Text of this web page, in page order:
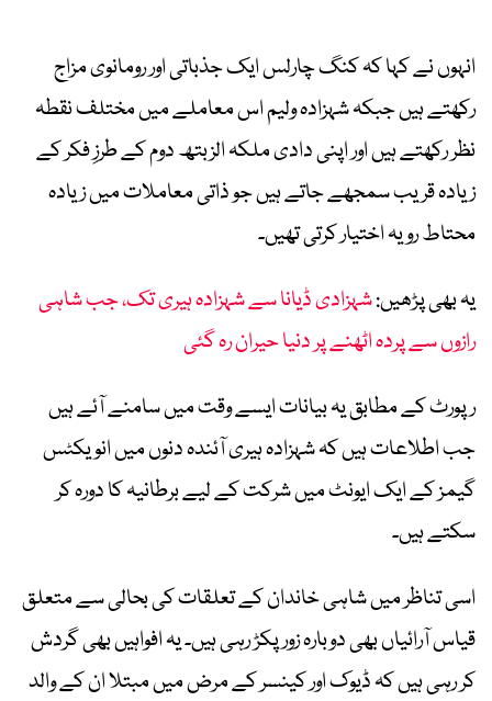
انہوں نے کہا کہ کنگ چارلس ایک جذباتی اور رومانوی مزاج
رکھتے ہیں جبکہ شہزادہ ولیم اس معاملے میں مختلف نقطہ
نظر رکھتے ہیں اور اپنی دادی ملکہ الزبتھ دوم کے طرزِ فکر کے
زیادہ قریب سمجھے جاتے ہیں جو ذاتی معاملات میں زیادہ
محتاط رویہ اختیار کرتی تھیں۔
یہ بھی پڑھیں:شہزادی ڈیانا سے شہزادہ ہیری تک، جب شاہی
رازوں سے پردہ اٹھنے پر دنیا حیران رہ گئی
رپورٹ کے مطابق یہ بیانات ایسے وقت میں سامنے آئے ہیں
جب اطلاعات ہیں کہ شہزادہ ہیری آئندہ دنوں میں انویکٹس
گیمز کے ایک ایونٹ میں شرکت کے لیے برطانیہ کا دورہ کر
سکتے ہیں۔
اسی تناظر میں شاہی خاندان کے تعلقات کی بحالی سے متعلق
قیاس آرائیاں بھی دوبارہ زور پکڑ رہی ہیں۔ یہ افواہیں بھی گردش
کر رہی ہیں کہ ڈیوک اور کینسر کے مرض میں مبتلا ان کے والد